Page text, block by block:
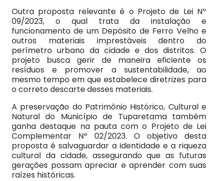
Outra proposta relevante é o Projeto de Lei Nº
09/2023, o qual trata da instalação e
funcionamento de um Depósito de Ferro Velho e
outros materiais imprestáveis dentro do
perímetro urbano da cidade e dos distritos. O
projeto busca gerir de maneira eficiente os
resíduos e promover a sustentabilidade, ao
mesmo tempo em que estabelece diretrizes para
o correto descarte desses materiais.
A preservação do Patrimônio Histórico, Cultural e
Natural do Município de Tuparetama também
ganha destaque na pauta com o Projeto de Lei
Complementar Nº 02/2023. O objetivo desta
proposta é salvaguardar a identidade e a riqueza
cultural da cidade, assegurando que as futuras
gerações possam apreciar e aprender com suas
raízes históricas.